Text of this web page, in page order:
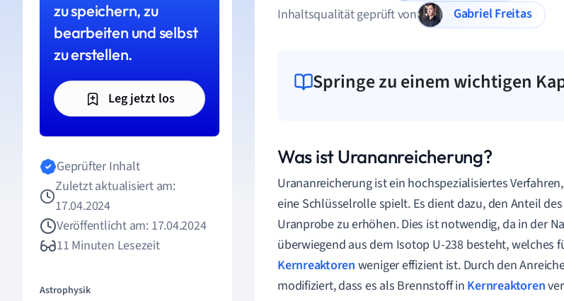
zu speichern, zu
bearbeiten und selbst
zu erstellen.
Leg jetzt los
Geprüfter Inhalt
Zuletzt aktualisiert am:
17.04.2024
Veröffentlicht am: 17.04.2024
11 Minuten Lesezeit
Astrophysik
Inhaltsqualität geprüft von
Gabriel Freitas
Springe zu einem wichtigen
Was ist Urananreicherung?
Urananreicherung ist ein hochspezialisiertes
eine Schlüsselrolle spielt. Es dient dazu, den Anteil
Uranprobe zu erhöhen. Dies ist notwendig, da in der
überwiegend aus dem Isotop U-238 besteht, welches
Kernreaktoren weniger effizient ist. Durch den
modifiziert, dass es als Brennstoff in Kernreaktoren